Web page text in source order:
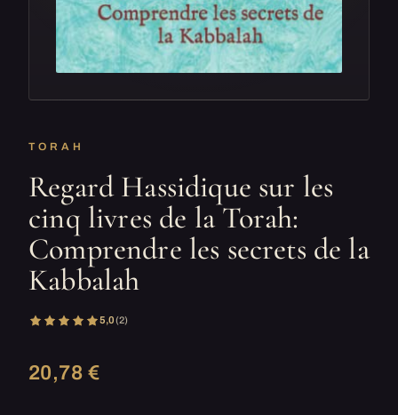
TORAH
Regard Hassidique sur les
cinq livres de la Torah:
Comprendre les secrets de la
Kabbalah
5,0(2)
20,78 €